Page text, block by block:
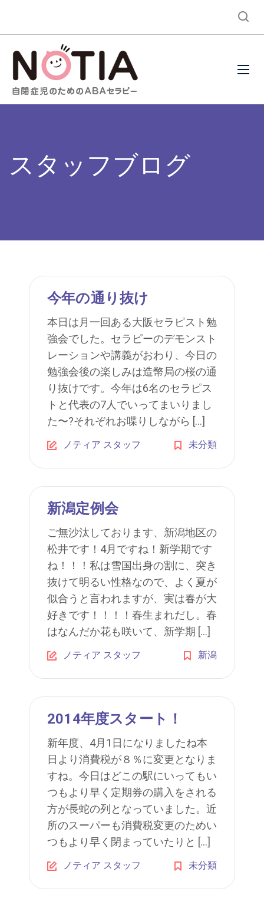
スタッフブログ
今年の通り抜け
本日は月一回ある大阪セラピスト勉
強会でした。セラピーのデモンスト
レーションや講義がおわり、今日の
勉強会後の楽しみは造幣局の桜の通
り抜けです。今年は6名のセラピス
トと代表の7人でいってまいりまし
た〜?それぞれお喋りしながら […]
ノティア スタッフ 未分類
新潟定例会
ご無沙汰しております、新潟地区の
松井です！4月ですね！新学期です
ね！！！私は雪国出身の割に、突き
抜けて明るい性格なので、よく夏が
似合うと言われますが、実は春が大
好きです！！！！春生まれだし。春
はなんだか花も咲いて、新学期 […]
ノティア スタッフ 新潟
2014年度スタート！
新年度、4月1日になりましたね本
日より消費税が８％に変更となりま
すね。今日はどこの駅にいってもい
つもより早く定期券の購入をされる
方が長蛇の列となっていました。近
所のスーパーも消費税変更のためい
つもより早く閉まっていたりと […]
ノティア スタッフ 未分類